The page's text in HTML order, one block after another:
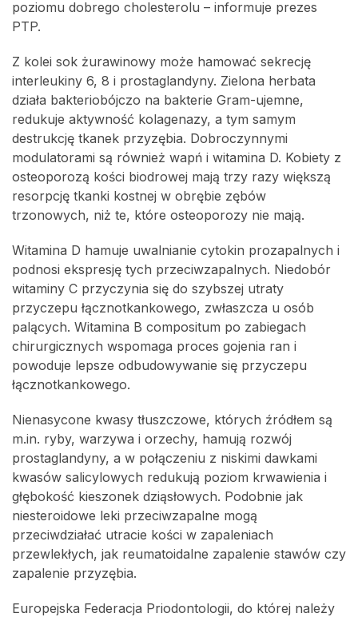
poziomu dobrego cholesterolu – informuje prezes
PTP.
Z kolei sok żurawinowy może hamować sekrecję
interleukiny 6, 8 i prostaglandyny. Zielona herbata
działa bakteriobójczo na bakterie Gram-ujemne,
redukuje aktywność kolagenazy, a tym samym
destrukcję tkanek przyzębia. Dobroczynnymi
modulatorami są również wapń i witamina D. Kobiety z
osteoporozą kości biodrowej mają trzy razy większą
resorpcję tkanki kostnej w obrębie zębów
trzonowych, niż te, które osteoporozy nie mają.
Witamina D hamuje uwalnianie cytokin prozapalnych i
podnosi ekspresję tych przeciwzapalnych. Niedobór
witaminy C przyczynia się do szybszej utraty
przyczepu łącznotkankowego, zwłaszcza u osób
palących. Witamina B compositum po zabiegach
chirurgicznych wspomaga proces gojenia ran i
powoduje lepsze odbudowywanie się przyczepu
łącznotkankowego.
Nienasycone kwasy tłuszczowe, których źródłem są
m.in. ryby, warzywa i orzechy, hamują rozwój
prostaglandyny, a w połączeniu z niskimi dawkami
kwasów salicylowych redukują poziom krwawienia i
głębokość kieszonek dziąsłowych. Podobnie jak
niesteroidowe leki przeciwzapalne mogą
przeciwdziałać utracie kości w zapaleniach
przewlekłych, jak reumatoidalne zapalenie stawów czy
zapalenie przyzębia.
Europejska Federacja Priodontologii, do której należy